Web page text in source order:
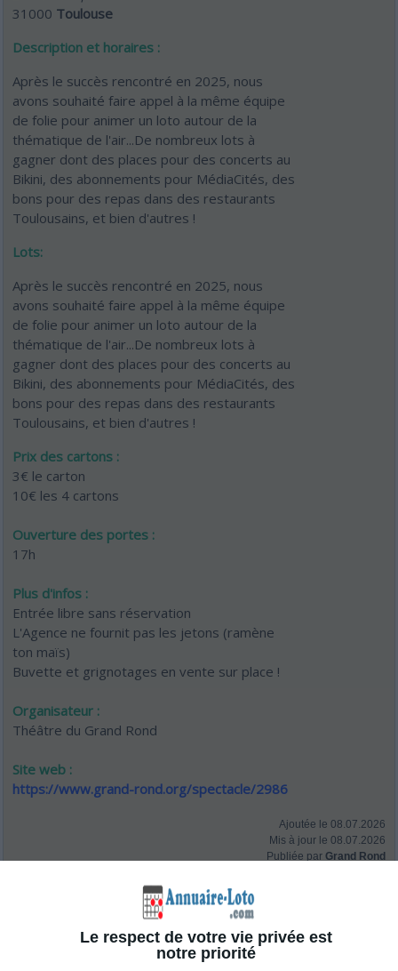
Le respect de votre vie privée est
notre priorité
31000 Toulouse
Description et horaires :
Après le succès rencontré en 2025, nous
avons souhaité faire appel à la même équipe
de folie pour animer un loto autour de la
thématique de l'air...De nombreux lots à
gagner dont des places pour des concerts au
Bikini, des abonnements pour MédiaCités, des
bons pour des repas dans des restaurants
Toulousains, et bien d'autres !
Lots:
Après le succès rencontré en 2025, nous
avons souhaité faire appel à la même équipe
de folie pour animer un loto autour de la
thématique de l'air...De nombreux lots à
gagner dont des places pour des concerts au
Bikini, des abonnements pour MédiaCités, des
bons pour des repas dans des restaurants
Toulousains, et bien d'autres !
Prix des cartons :
3€ le carton
10€ les 4 cartons
Ouverture des portes :
17h
Plus d'infos :
Entrée libre sans réservation
L'Agence ne fournit pas les jetons (ramène
ton maïs)
Buvette et grignotages en vente sur place !
Organisateur :
Théâtre du Grand Rond
Site web :
https://www.grand-rond.org/spectacle/2986
Ajoutée le 08.07.2026
Mis à jour le 08.07.2026
Publiée par Grand Rond
Loto Solidaire des Indians - 20/06 à 18h à